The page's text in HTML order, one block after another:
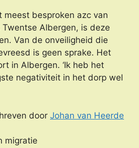
meest besproken azc van
Albergen, is deze
Van de onveiligheid die
is geen sprake. Het
in Albergen. ‘Ik heb het
negativiteit in het dorp wel
door Johan van Heerde
migratie